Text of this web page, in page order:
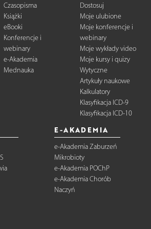
Czasopisma
Książki
eBooki
Konferencje i
webinary
e-Akademia
Mednauka
Dostosuj
Moje ulubione
Moje konferencje i
webinary
Moje wykłady video
Moje kursy i quizy
Wytyczne
Artykuły naukowe
Kalkulatory
Klasyfikacja ICD-9
Klasyfikacja ICD-10
E-AKADEMIA
e-Akademia Zaburzeń
Mikrobioty
e-Akademia POChP
e-Akademia Chorób
Naczyń